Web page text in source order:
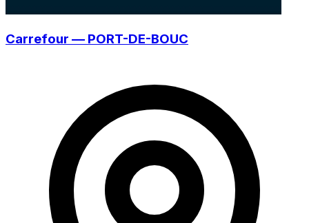
Carrefour — PORT-DE-BOUC